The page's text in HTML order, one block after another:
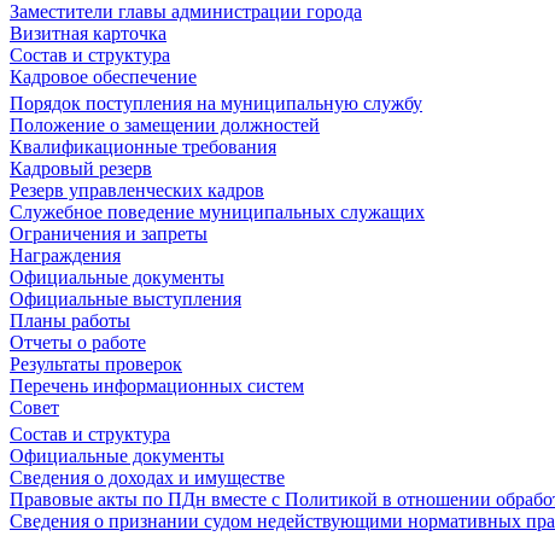
Заместители главы администрации города
Визитная карточка
Состав и структура
Кадровое обеспечение
Порядок поступления на муниципальную службу
Положение о замещении должностей
Квалификационные требования
Кадровый резерв
Резерв управленческих кадров
Служебное поведение муниципальных служащих
Ограничения и запреты
Награждения
Официальные документы
Официальные выступления
Планы работы
Отчеты о работе
Результаты проверок
Перечень информационных систем
Совет
Состав и структура
Официальные документы
Сведения о доходах и имуществе
Правовые акты по ПДн вместе с Политикой в отношении
Сведения о признании судом недействующими нормативных